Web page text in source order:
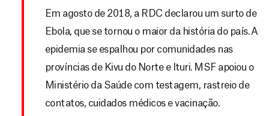
Em agosto de 2018, a RDC declarou um surto de
Ebola, que se tornou o maior da história do país. A
epidemia se espalhou por comunidades nas
províncias de Kivu do Norte e Ituri. MSF apoiou o
Ministério da Saúde com testagem, rastreio de
contatos, cuidados médicos e vacinação.